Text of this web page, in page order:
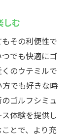
しむ
その利便性で
でも快適にゴ
のウテミルで
でも好きな時
ゴルフシミュ
体験を提供し
とで、より充